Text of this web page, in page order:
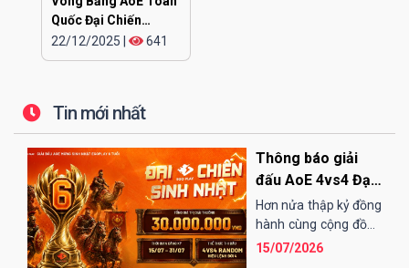
Quốc Đại Chiến
EGOPLAY mùa 2 |
Thường Tín vs Cung
22/12/2025 641
Tin mới nhất
Thông báo giải
đấu AoE 4vs4 Đại
Chiến Sinh Nhật
EGOPLAY
Hơn nửa thập kỷ đồng
hành cùng cộng đồng
AoE Việt Nam,
15/07/2026